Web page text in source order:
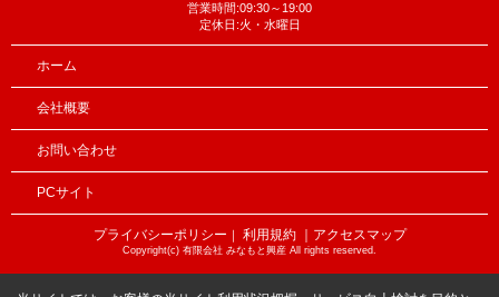
営業時間:09:30～19:00
定休日:火・水曜日
ホーム
会社概要
お問い合わせ
PCサイト
プライバシーポリシー ｜ 利用規約 ｜アクセスマップ
Copyright(c) 有限会社 みなもと興産 All rights reserved.